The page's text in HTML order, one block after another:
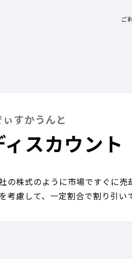
ご
すかうんと
スカウント
の株式のように市場ですぐに
考慮して、一定割合で割り引い